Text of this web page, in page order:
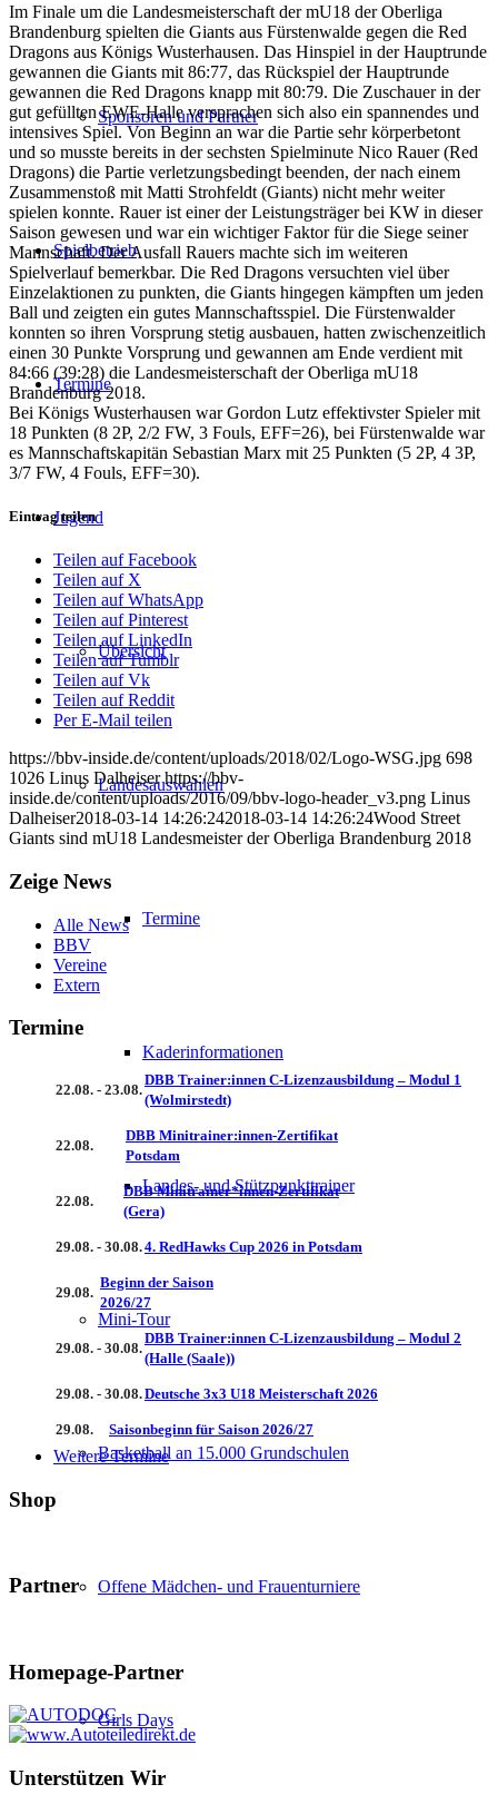
Sponsoren und Partner
Spielbetrieb
Termine
Jugend
Übersicht
Landesauswahlen
Termine
Kaderinformationen
Landes- und Stützpunkttrainer
Mini-Tour
Basketball an 15.000 Grundschulen
Offene Mädchen- und Frauenturniere
Girls Days
Im Finale um die Landesmeisterschaft der mU18 der Oberliga
Brandenburg spielten die Giants aus Fürstenwalde gegen die Red
Dragons aus Königs Wusterhausen. Das Hinspiel in der Hauptrunde
gewannen die Giants mit 86:77, das Rückspiel der Hauptrunde
gewannen die Red Dragons knapp mit 80:79. Die Zuschauer in der
gut gefüllten EWE-Halle versprachen sich also ein spannendes und
intensives Spiel. Von Beginn an war die Partie sehr körperbetont
und so musste bereits in der sechsten Spielminute Nico Rauer (Red
Dragons) die Partie verletzungsbedingt beenden, der nach einem
Zusammenstoß mit Matti Strohfeldt (Giants) nicht mehr weiter
spielen konnte. Rauer ist einer der Leistungsträger bei KW in dieser
Saison gewesen und war ein wichtiger Faktor für die Siege seiner
Mannschaft. Der Ausfall Rauers machte sich im weiteren
Spielverlauf bemerkbar. Die Red Dragons versuchten viel über
Einzelaktionen zu punkten, die Giants hingegen kämpften um jeden
Ball und zeigten ein gutes Mannschaftsspiel. Die Fürstenwalder
konnten so ihren Vorsprung stetig ausbauen, hatten zwischenzeitlich
einen 30 Punkte Vorsprung und gewannen am Ende verdient mit
84:66 (39:28) die Landesmeisterschaft der Oberliga mU18
Brandenburg 2018.
Bei Königs Wusterhausen war Gordon Lutz effektivster Spieler mit
18 Punkten (8 2P, 2/2 FW, 3 Fouls, EFF=26), bei Fürstenwalde war
es Mannschaftskapitän Sebastian Marx mit 25 Punkten (5 2P, 4 3P,
3/7 FW, 4 Fouls, EFF=30).
Eintrag teilen
Teilen auf Facebook
Teilen auf X
Teilen auf WhatsApp
Teilen auf Pinterest
Teilen auf LinkedIn
Teilen auf Tumblr
Teilen auf Vk
Teilen auf Reddit
Per E-Mail teilen
https://bbv-inside.de/content/uploads/2018/02/Logo-WSG.jpg 698
1026 Linus Dalheiser https://bbv-
inside.de/content/uploads/2016/09/bbv-logo-header_v3.png Linus
Dalheiser2018-03-14 14:26:242018-03-14 14:26:24Wood Street
Giants sind mU18 Landesmeister der Oberliga Brandenburg 2018
Zeige News
Alle News
BBV
Vereine
Extern
Termine
22.08. - 23.08.
DBB Trainer:innen C-Lizenzausbildung – Modul 1
(Wolmirstedt)
22.08.
DBB Minitrainer:innen-Zertifikat
Potsdam
22.08.
DBB Minitrainer*innen-Zertifikat
(Gera)
29.08. - 30.08.4. RedHawks Cup 2026 in Potsdam
29.08.
Beginn der Saison
2026/27
29.08. - 30.08.
DBB Trainer:innen C-Lizenzausbildung – Modul 2
(Halle (Saale))
29.08. - 30.08.Deutsche 3x3 U18 Meisterschaft 2026
29.08. Saisonbeginn für Saison 2026/27
Weitere Termine
Shop
Partner
Homepage-Partner
Unterstützen Wir